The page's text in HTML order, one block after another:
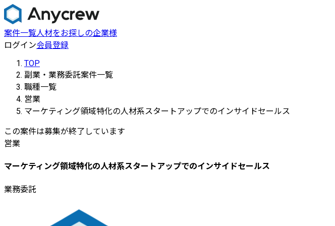
案件一覧人材をお探しの企業様
ログイン会員登録
TOP
副業・業務委託案件一覧
職種一覧
営業
マーケティング領域特化の人材系スタートアップでのインサイドセールス
この案件は募集が終了しています
営業
マーケティング領域特化の人材系スタートアップでのインサイドセールス
業務委託